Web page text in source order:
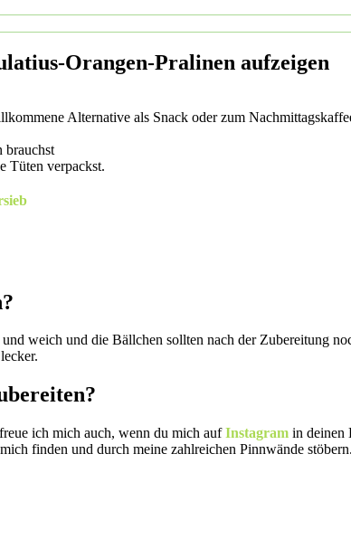
Orangen-Pralinen aufzeigen
Alternative als Snack oder zum
brauchst
Tüten verpackst.
weich und die Bällchen sollten nach der Zubereitung
ich mich auch, wenn du mich aufInstagram in deinen
finden und durch meine zahlreichen Pinnwände